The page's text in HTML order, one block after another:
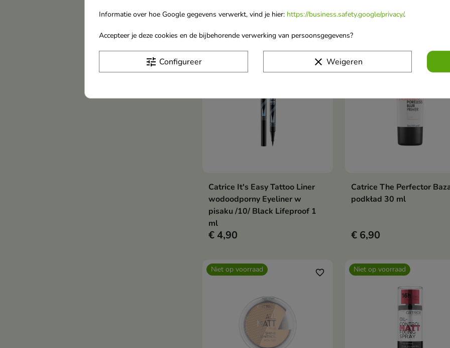
die een intens zwarte lijn, een
matte finish en een
houdbaarheid tot wel 24 uur
biedt.
€ 5,80 € 6,40
In winkelwagen
Catrice It's Easy Tattoo Liner
wodoodporny Eyeliner w
pisaku /10/ Black Lifeproof 1
ml
€ 4,90
In
Catrice The Perfector
podkład 30 ml
€ 6,90
Niet op voorraad favorite_border Niet op voorraad
Informatie over hoe Google gegevens verwerkt, vind je hier: https://business.safety.google/privacy/.
Accepteer je deze cookies en de bijbehorende verwerking van persoonsgegevens?
tune Configureer clear Weigeren